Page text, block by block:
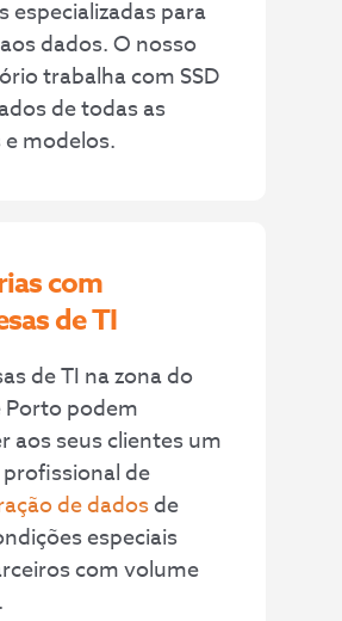
especializadas para
dados. O nosso
trabalha com SSD
de todas as
modelos.
com
de TI
de TI na zona do
Porto podem
aos seus clientes um
de
de dadosde
especiais
com volume